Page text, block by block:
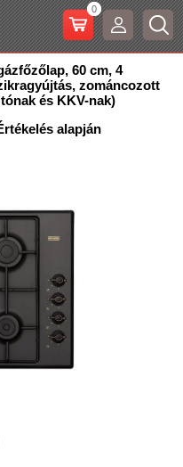
0
60 cm, 4
, zománcozott
és KKV-nak)
alapján